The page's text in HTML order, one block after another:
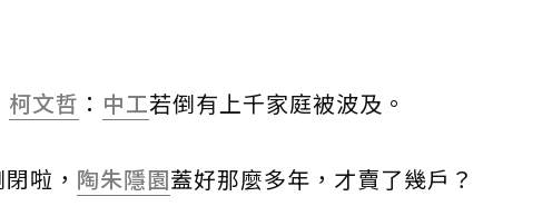
柯文哲 ： 中工若倒有上千家庭被波及。
啦， 陶朱隱園蓋好那麼多年，才賣了幾戶？